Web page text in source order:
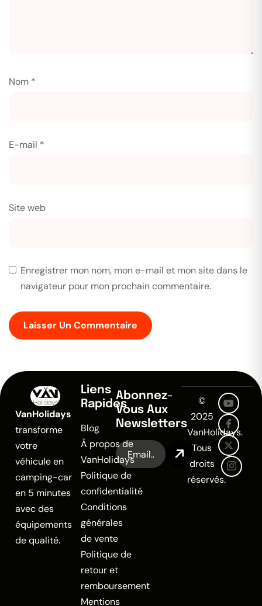
Nom *
E-mail *
Site web
Enregistrer mon nom, mon e-mail et mon site dans le
navigateur pour mon prochain commentaire.
VanHolidays
transforme
votre
véhicule en
camping-car
en 5 minutes
avec des
équipements
de qualité.
Liens
Rapides
Blog
À propos de
VanHolidays
Politique de
confidentialité
Conditions
générales
de vente
Politique de
retour et
remboursement
Mentions
Abonnez-
Vous Aux
Newsletters
©
2025
VanHolidays.
Tous
droits
réservés.